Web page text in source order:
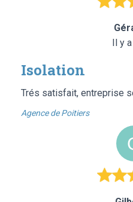
Il y
Isolation
Trés satisfait, entreprise
Agence de Poitiers